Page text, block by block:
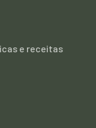
e receitas